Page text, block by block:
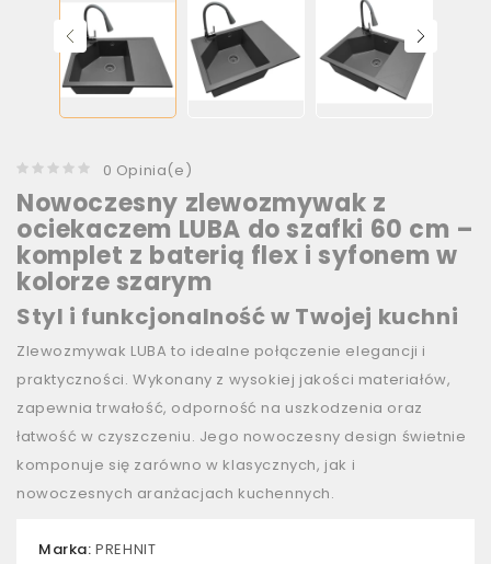
0 Opinia(e)
Nowoczesny zlewozmywak z
ociekaczem LUBA do szafki 60 cm –
komplet z baterią flex i syfonem w
kolorze szarym
Styl i funkcjonalność w Twojej kuchni
Zlewozmywak LUBA to idealne połączenie elegancji i
praktyczności. Wykonany z wysokiej jakości materiałów,
zapewnia trwałość, odporność na uszkodzenia oraz
łatwość w czyszczeniu. Jego nowoczesny design świetnie
komponuje się zarówno w klasycznych, jak i
nowoczesnych aranżacjach kuchennych.
Marka: PREHNIT